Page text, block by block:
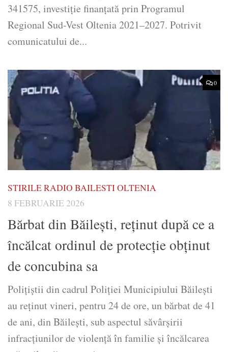
341575, investiție finanțată prin Programul
Regional Sud-Vest Oltenia 2021–2027. Potrivit
comunicatului de...
0
STIRILE RADIO BAILESTI OLTENIA
8 FEBRUARIE 2026
Bărbat din Băilești, reținut după ce a
încălcat ordinul de protecție obținut
de concubina sa
Polițiștii din cadrul Poliției Municipiului Băilești
au reținut vineri, pentru 24 de ore, un bărbat de 41
de ani, din Băileşti, sub aspectul săvârșirii
infracțiunilor de violență în familie și încălcarea